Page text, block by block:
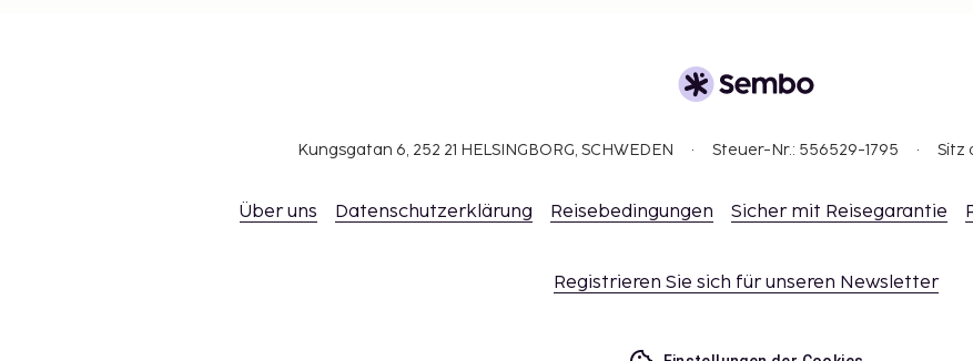
Kungsgatan 6, 252 21 HELSINGBORG, SCHWEDEN Steuer-Nr.: 556529-1795 Sitz
Über uns Datenschutzerklärung Reisebedingungen Sicher mit Reisegarantie
Registrieren Sie sich für unseren Newsletter